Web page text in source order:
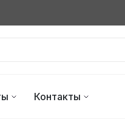
Контакты